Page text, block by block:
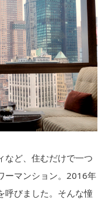
など、住むだけで一つ
ーマンション。2016年
呼びました。そんな憧